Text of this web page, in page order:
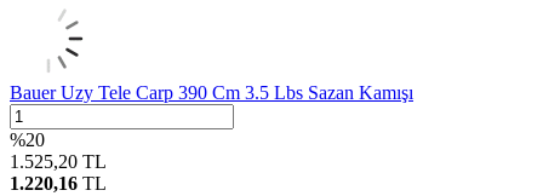
Bauer Uzy Tele Carp 390 Cm 3.5 Lbs Sazan Kamışı
%20
1.525,20 TL
1.220,16 TL